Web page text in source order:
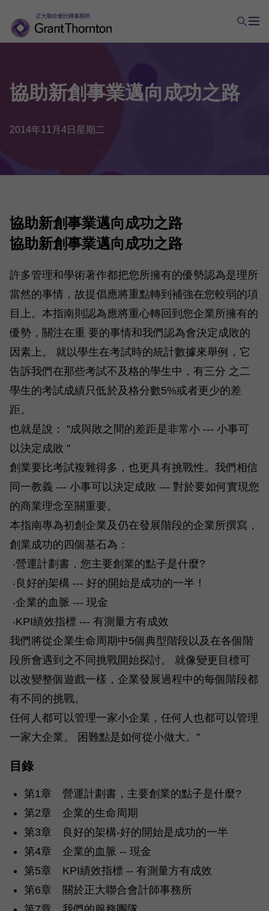
協助新創事業邁向成功之路
2014年11月4日星期二
協助新創事業邁向成功之路
協助新創事業邁向成功之路
許多管理和學術著作都把您所擁有的優勢認為是理所
當然的事情，故提倡應將重點轉到補強在您較弱的項
目上。本指南則認為應將重心轉回到您企業所擁有的
優勢，關注在重 要的事情和我們認為會決定成敗的
因素上。 就以學生在考試時的統計數據來舉例，它
告訴我們在那些考試不及格的學生中，有三分 之二
學生的考試成績只低於及格分數5%或者更少的差
距。
也就是說： "成與敗之間的差距是非常小 --- 小事可
以決定成敗 "
創業要比考試複雜得多，也更具有挑戰性。我們相信
同一教義 --- 小事可以決定成敗 --- 對於要如何實現您
的商業理念至關重要。
本指南專為初創企業及仍在發展階段的企業所撰寫，
創業成功的四個基石為：
‧營運計劃書，您主要創業的點子是什麼?
‧良好的架構 --- 好的開始是成功的一半！
‧企業的血脈 --- 現金
‧KPI績效指標 --- 有測量方有成效
我們將從企業生命周期中5個典型階段以及在各個階
段所會遇到之不同挑戰開始探討。 就像變更目標可
以改變整個遊戲一樣，企業發展過程中的每個階段都
有不同的挑戰。
任何人都可以管理一家小企業，任何人也都可以管理
一家大企業。 困難點是如何從小做大。"
目錄
第1章 營運計劃書，主要創業的點子是什麼?
第2章 企業的生命周期
第3章 良好的架構-好的開始是成功的一半
第4章 企業的血脈 -- 現金
第5章 KPI績效指標 -- 有測量方有成效
第6章 關於正大聯合會計師事務所